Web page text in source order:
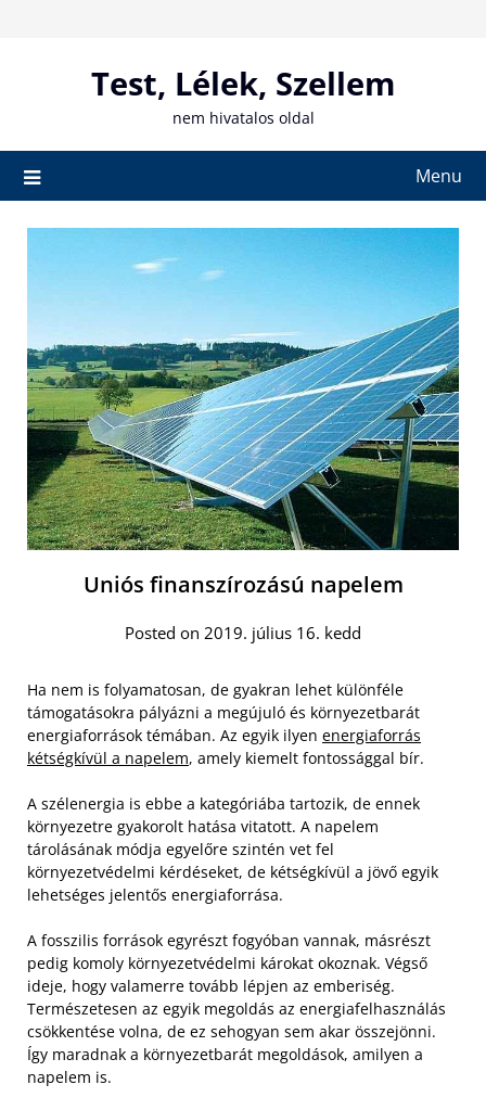
Test, Lélek, Szellem
nem hivatalos oldal
Menu
Uniós finanszírozású napelem
Posted on 2019. július 16. kedd
Ha nem is folyamatosan, de gyakran lehet különféle
támogatásokra pályázni a megújuló és környezetbarát
energiaforrások témában. Az egyik ilyen energiaforrás
kétségkívül a napelem, amely kiemelt fontossággal bír.
A szélenergia is ebbe a kategóriába tartozik, de ennek
környezetre gyakorolt hatása vitatott. A napelem
tárolásának módja egyelőre szintén vet fel
környezetvédelmi kérdéseket, de kétségkívül a jövő egyik
lehetséges jelentős energiaforrása.
A fosszilis források egyrészt fogyóban vannak, másrészt
pedig komoly környezetvédelmi károkat okoznak. Végső
ideje, hogy valamerre tovább lépjen az emberiség.
Természetesen az egyik megoldás az energiafelhasználás
csökkentése volna, de ez sehogyan sem akar összejönni.
Így maradnak a környezetbarát megoldások, amilyen a
napelem is.